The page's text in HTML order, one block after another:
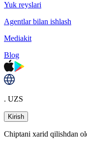
Yuk reyslari
Agentlar bilan ishlash
Mediakit
Blog
. UZS
Kirish
Chiptani xarid qilishdan